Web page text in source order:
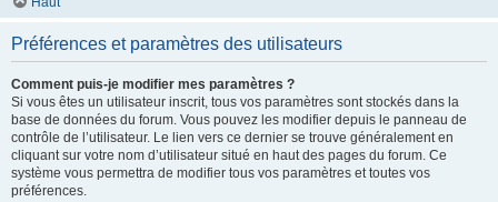
Préférences et paramètres des utilisateurs
Comment puis-je modifier mes paramètres ?
Si vous êtes un utilisateur inscrit, tous vos paramètres sont stockés dans la
base de données du forum. Vous pouvez les modifier depuis le panneau de
contrôle de l’utilisateur. Le lien vers ce dernier se trouve généralement en
cliquant sur votre nom d’utilisateur situé en haut des pages du forum. Ce
système vous permettra de modifier tous vos paramètres et toutes vos
préférences.